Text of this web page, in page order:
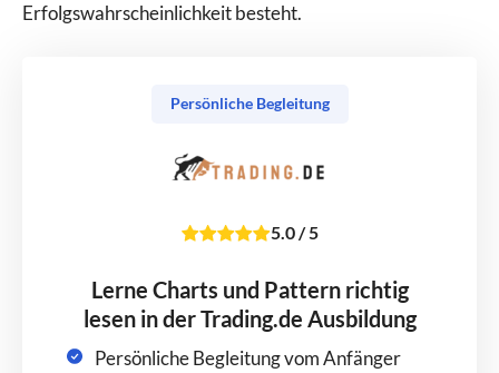
Erfolgswahrscheinlichkeit besteht.
Persönliche Begleitung
5.0 / 5
Lerne Charts und Pattern richtig
lesen in der Trading.de Ausbildung
Persönliche Begleitung vom Anfänger